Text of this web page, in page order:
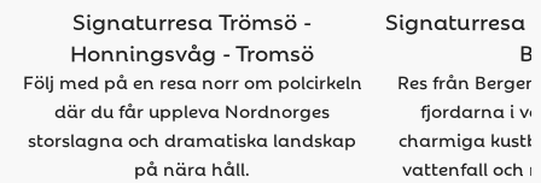
Signaturresa Trömsö -
Honningsvåg - Tromsö
Följ med på en resa norr om polcirkeln
där du får uppleva Nordnorges
storslagna och dramatiska landskap
på nära håll.
Signaturresa Bergen - Ålesund -
Res från
fjordarna i
charmiga
vattenfall och